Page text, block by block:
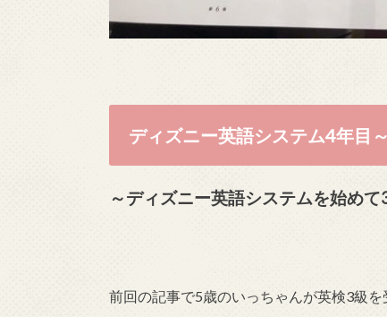
ディズニー英語システム4年目
～ディズニー英語システムを始め
前回の記事で5歳のいっちゃんが英検3級